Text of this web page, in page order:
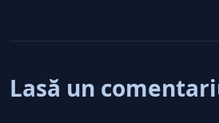
Lasă un